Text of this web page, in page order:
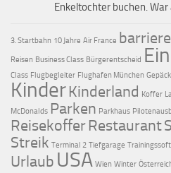
Enkeltochter buchen. War
3. Startbahn 10 Jahre Air France
Reisen Business Class Bürgerentscheid
Class Flugbegleiter Flughafen München Gepäck
KinderKinderland Koffer
McDonalds Parken Parkhaus
ReisekofferRestaurant
Streik Terminal 2 Tiefgarage
Urlaub USA Wien Winter